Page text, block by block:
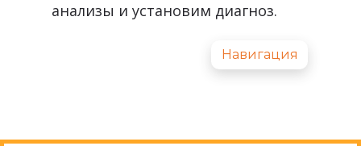
анализы и установим диагноз.
Навигация